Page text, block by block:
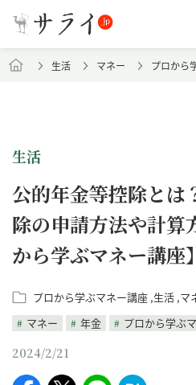
生活 マネー プロから
生活
公的年金等控除とは
除の申請方法や計算
から学ぶマネー講座】
プロから学ぶマネー講座 生活 マ
マネー
年金 プロから学ぶ
2024/2/21